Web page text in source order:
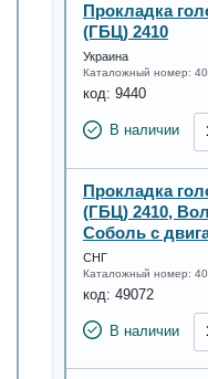
Прокладка
(ГБЦ) 2410
Украина
Каталожный номер:
код: 9440
В наличии
Прокладка
(ГБЦ) 2410,
Соболь с
СНГ
Каталожный номер:
код: 49072
В наличии